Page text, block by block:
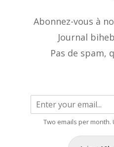
Abonnez-vous à
Journal
Pas de spam,
Two emails per month.